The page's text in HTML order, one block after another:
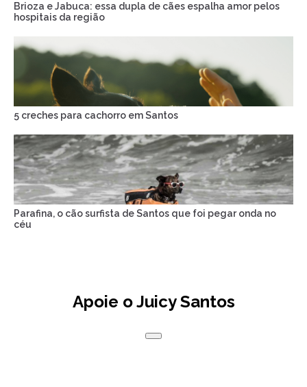
Brioza e Jabuca: essa dupla de cães espalha amor pelos
hospitais da região
5 creches para cachorro em Santos
Parafina, o cão surfista de Santos que foi pegar onda no
céu
Apoie o Juicy Santos